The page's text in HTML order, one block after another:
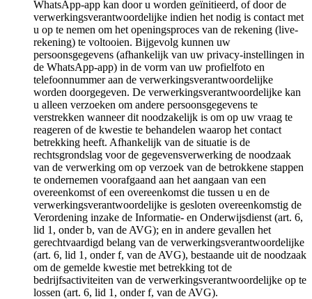
WhatsApp-app kan door u worden geïnitieerd, of door de
verwerkingsverantwoordelijke indien het nodig is contact met
u op te nemen om het openingsproces van de rekening (live-
rekening) te voltooien. Bijgevolg kunnen uw
persoonsgegevens (afhankelijk van uw privacy-instellingen in
de WhatsApp-app) in de vorm van uw profielfoto en
telefoonnummer aan de verwerkingsverantwoordelijke
worden doorgegeven. De verwerkingsverantwoordelijke kan
u alleen verzoeken om andere persoonsgegevens te
verstrekken wanneer dit noodzakelijk is om op uw vraag te
reageren of de kwestie te behandelen waarop het contact
betrekking heeft. Afhankelijk van de situatie is de
rechtsgrondslag voor de gegevensverwerking de noodzaak
van de verwerking om op verzoek van de betrokkene stappen
te ondernemen voorafgaand aan het aangaan van een
overeenkomst of een overeenkomst die tussen u en de
verwerkingsverantwoordelijke is gesloten overeenkomstig de
Verordening inzake de Informatie- en Onderwijsdienst (art. 6,
lid 1, onder b, van de AVG); en in andere gevallen het
gerechtvaardigd belang van de verwerkingsverantwoordelijke
(art. 6, lid 1, onder f, van de AVG), bestaande uit de noodzaak
om de gemelde kwestie met betrekking tot de
bedrijfsactiviteiten van de verwerkingsverantwoordelijke op te
lossen (art. 6, lid 1, onder f, van de AVG).